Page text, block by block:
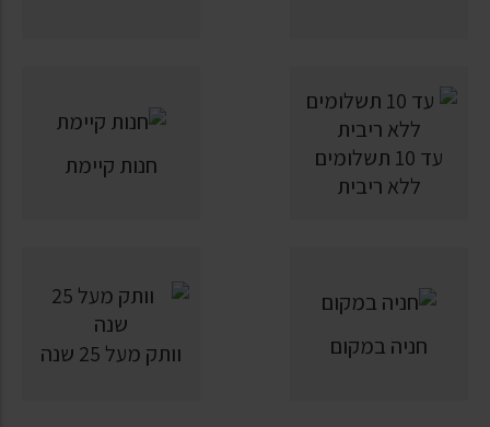
עד 10 תשלומים
ללא ריבית
חנות קיימת
חניה במקום וותק מעל 25 שנה